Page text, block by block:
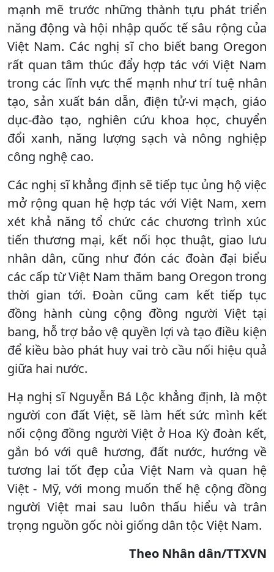
mạnh mẽ trước những thành tựu phát triển
năng động và hội nhập quốc tế sâu rộng của
Việt Nam. Các nghị sĩ cho biết bang Oregon
rất quan tâm thúc đẩy hợp tác với Việt Nam
trong các lĩnh vực thế mạnh như trí tuệ nhân
tạo, sản xuất bán dẫn, điện tử-vi mạch, giáo
dục-đào tạo, nghiên cứu khoa học, chuyển
đổi xanh, năng lượng sạch và nông nghiệp
công nghệ cao.
Các nghị sĩ khẳng định sẽ tiếp tục ủng hộ việc
mở rộng quan hệ hợp tác với Việt Nam, xem
xét khả năng tổ chức các chương trình xúc
tiến thương mại, kết nối học thuật, giao lưu
nhân dân, cũng như đón các đoàn đại biểu
các cấp từ Việt Nam thăm bang Oregon trong
thời gian tới. Đoàn cũng cam kết tiếp tục
đồng hành cùng cộng đồng người Việt tại
bang, hỗ trợ bảo vệ quyền lợi và tạo điều kiện
để kiều bào phát huy vai trò cầu nối hiệu quả
giữa hai nước.
Hạ nghị sĩ Nguyễn Bá Lộc khẳng định, là một
người con đất Việt, sẽ làm hết sức mình kết
nối cộng đồng người Việt ở Hoa Kỳ đoàn kết,
gắn bó với quê hương, đất nước, hướng về
tương lai tốt đẹp của Việt Nam và quan hệ
Việt - Mỹ, với mong muốn thế hệ cộng đồng
người Việt mai sau luôn thấu hiểu và trân
trọng nguồn gốc nòi giống dân tộc Việt Nam.
Theo Nhân dân/TTXVN